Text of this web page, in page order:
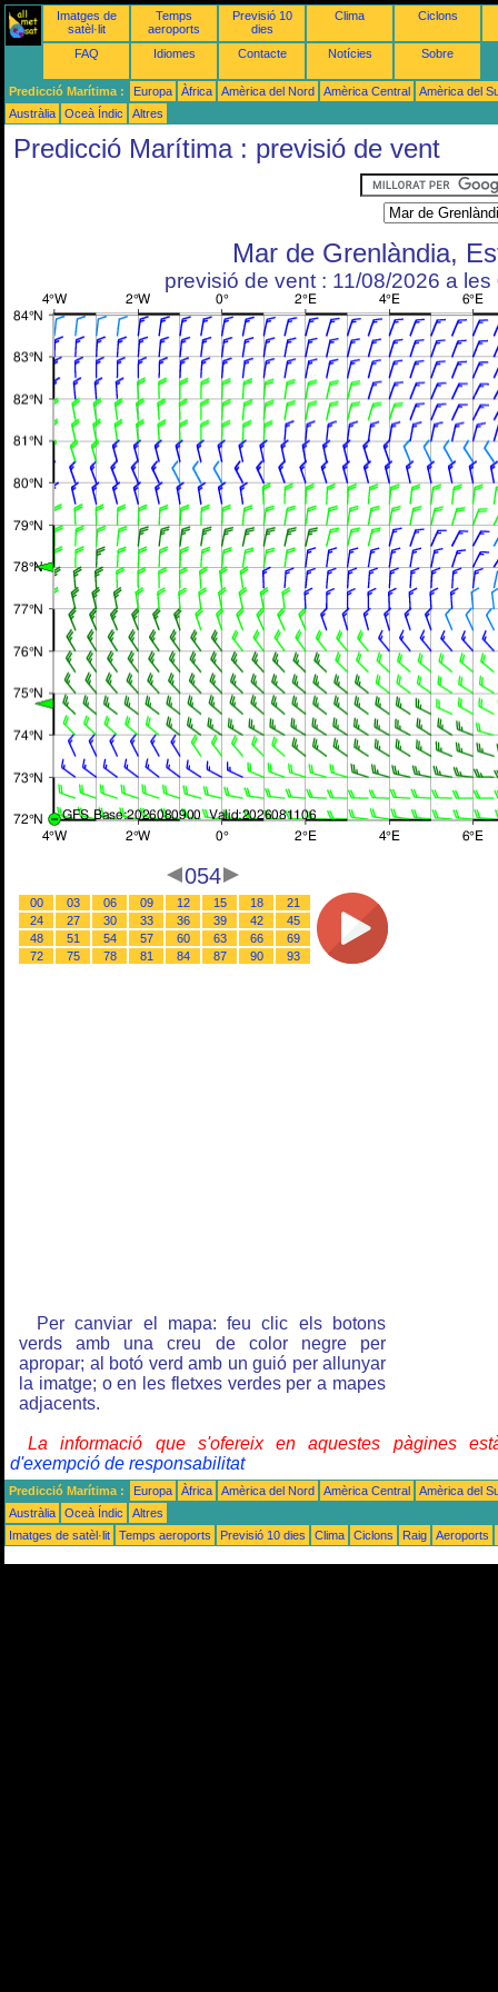
Imatges de
satèl·lit
Temps
aeroports
Previsió 10
dies
Clima Ciclons
FAQ Idiomes Contacte Notícies Sobre
Predicció Marítima : Europa Àfrica Amèrica del Nord Amèrica Central
Amèrica del
Austràlia
Oceà Índic Altres
Predicció Marítima : previsió de vent
Mar de Grenlàndia,
previsió de vent : 11/08/2026 a les
054
00 03 06 09 12 15 18
21
24
27 30 33 36 39 42
45
48
51 54 57 60 63 66
69
72
75 78 81 84 87 90 93
Per canviar el mapa: feu clic els botons
verds amb una creu de color negre per
apropar; al botó verd amb un guió per allunyar
la imatge; o en les fletxes verdes per a mapes
adjacents.
La informació que s'ofereix en aquestes pàgines
d'exempció de responsabilitat
Predicció Marítima : Europa Àfrica Amèrica del Nord Amèrica Central
Amèrica del
Austràlia
Oceà Índic
Altres
Imatges de satèl·lit
Temps aeroports Previsió 10 dies Clima Ciclons Raig Aeroports